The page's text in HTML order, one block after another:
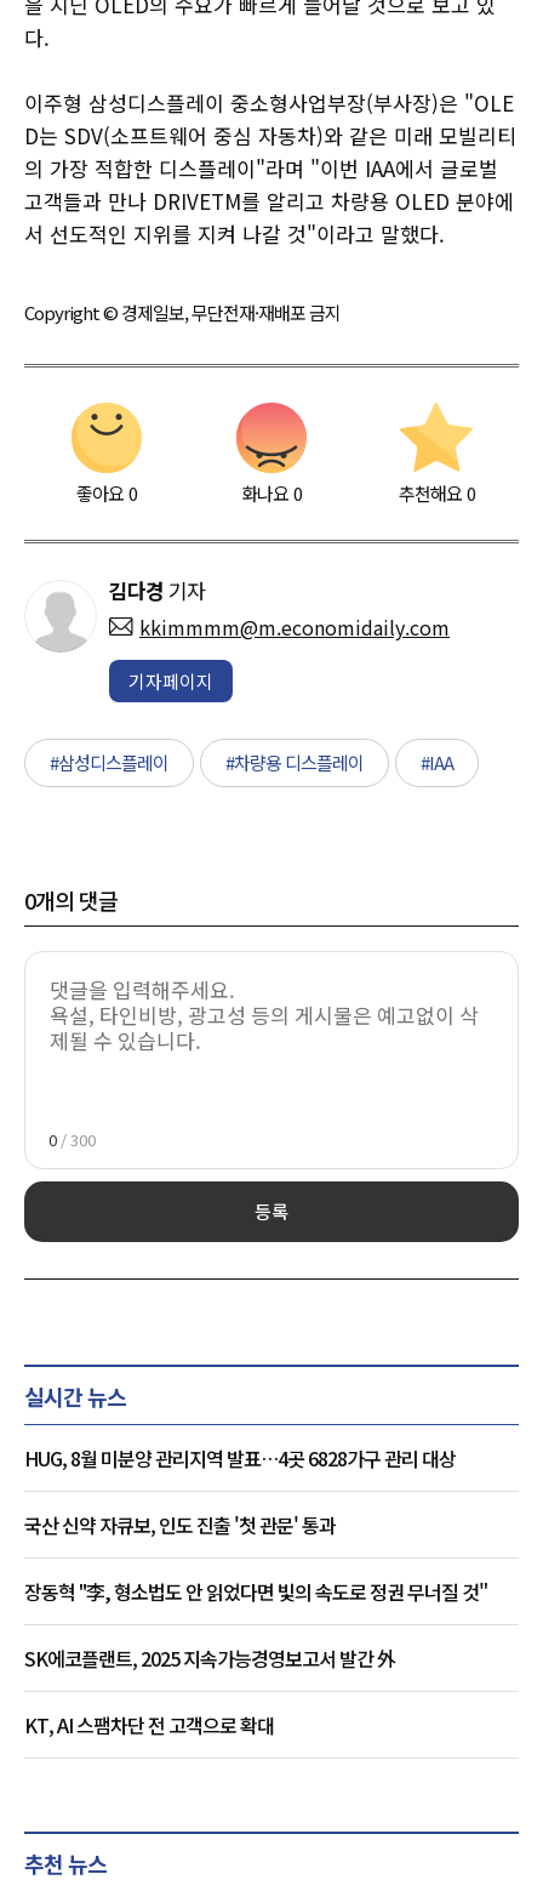
다.
이주형 삼성디스플레이 중소형사업부장(부사장)은 "OLE
D는 SDV(소프트웨어 중심 자동차)와 같은 미래 모빌리티
의 가장 적합한 디스플레이"라며 "이번 IAA에서 글로벌
고객들과 만나 DRIVETM를 알리고 차량용 OLED 분야에
서 선도적인 지위를 지켜 나갈 것"이라고 말했다.
Copyright © 경제일보, 무단전재·재배포 금지
좋아요0 화나요0 추천해요 0
김다경 기자
kkimmmm@m.economidaily.com
기자페이지
#삼성디스플레이 #차량용 디스플레이 #IAA
0개의 댓글
0 / 300
등록
실시간 뉴스
HUG, 8월 미분양 관리지역 발표…4곳 6828가구 관리 대상
국산 신약 자큐보, 인도 진출 '첫 관문' 통과
장동혁 "李, 형소법도 안 읽었다면 빛의 속도로 정권 무너질 것"
SK에코플랜트, 2025 지속가능경영보고서 발간 外
KT, AI 스팸차단 전 고객으로 확대
추천 뉴스